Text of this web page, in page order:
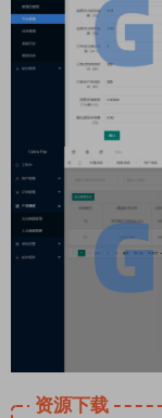
资源下载